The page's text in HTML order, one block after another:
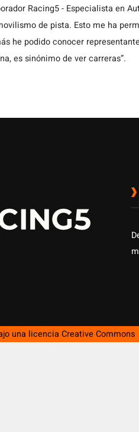
Racing5 - Especialista en
de pista. Esto me ha
he podido conocer
es sinónimo de ver carreras”.
una licencia Creative Commons